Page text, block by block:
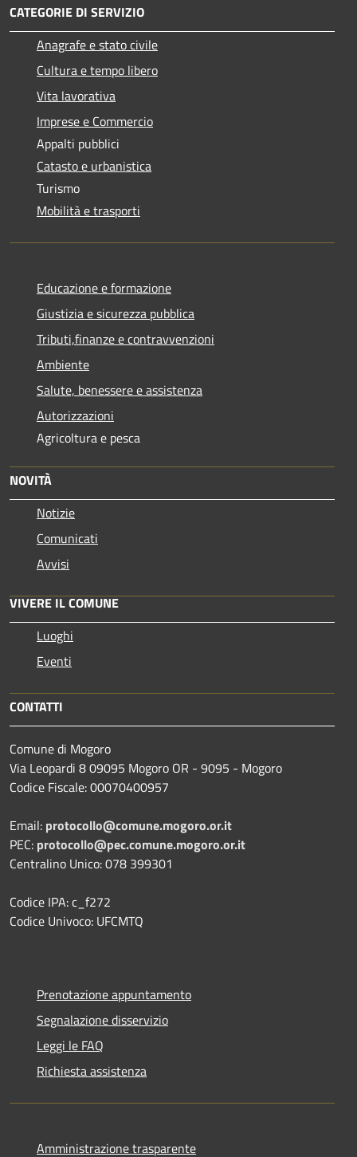
CATEGORIE DI SERVIZIO
Anagrafe e stato civile
Cultura e tempo libero
Vita lavorativa
Imprese e Commercio
Appalti pubblici
Catasto e urbanistica
Turismo
Mobilità e trasporti
Educazione e formazione
Giustizia e sicurezza pubblica
Tributi,finanze e contravvenzioni
Ambiente
Salute, benessere e assistenza
Autorizzazioni
Agricoltura e pesca
NOVITÀ
Notizie
Comunicati
Avvisi
VIVERE IL COMUNE
Luoghi
Eventi
CONTATTI
Comune di Mogoro
Via Leopardi 8 09095 Mogoro OR - 9095 - Mogoro
Codice Fiscale: 00070400957
Email: protocollo@comune.mogoro.or.it
PEC: protocollo@pec.comune.mogoro.or.it
Centralino Unico: 078 399301
Codice IPA: c_f272
Codice Univoco: UFCMTQ
Prenotazione appuntamento
Segnalazione disservizio
Leggi le FAQ
Richiesta assistenza
Amministrazione trasparente